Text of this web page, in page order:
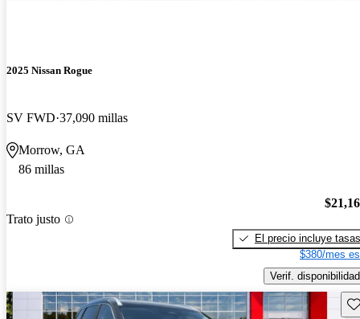
2025 Nissan Rogue
SV FWD 37,090 millas
Morrow, GA
86 millas
Trato justo
El precio incluye tasas
$380/mes
Verif. disponibilidad